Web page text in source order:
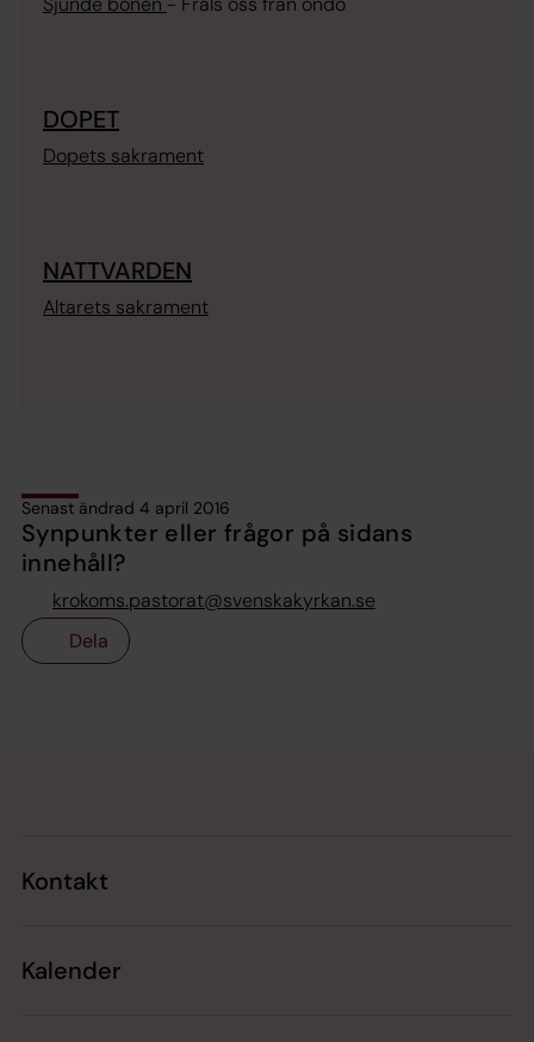
DOPET
Dopets sakrament
NATTVARDEN
Altarets sakrament
Senast ändrad 4 april 2016
Synpunkter eller frågor på sidans
innehåll?
krokoms.pastorat@svenskakyrkan.se
Dela
Kontakt
Kalender